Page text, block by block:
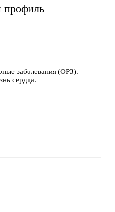
профиль
заболевания (ОРЗ).
сердца.